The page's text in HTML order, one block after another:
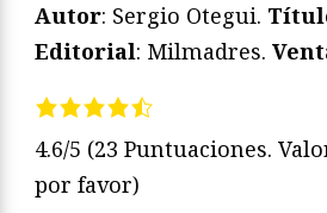
Autor: Sergio Otegui.
Editorial: Milmadres.
4.6/5 (23 Puntuaciones.
por favor)